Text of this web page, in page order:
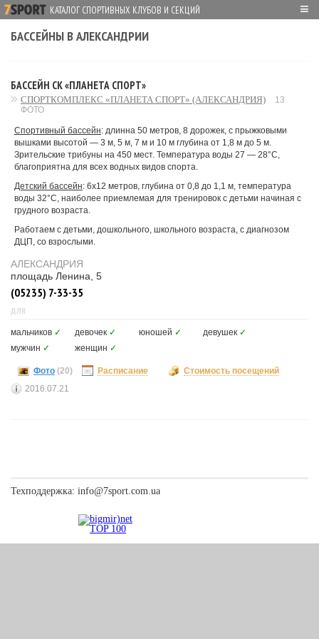
КАТАЛОГ СПОРТИВНЫХ КЛУБОВ И СЕКЦИЙ ≡
БАССЕЙНЫ В АЛЕКСАНДРИИ
БАССЕЙН СК «ПЛАНЕТА СПОРТ»
СПОРТКОМПЛЕКС «ПЛАНЕТА СПОРТ» (АЛЕКСАНДРИЯ)
13
ФОТО
Спортивный бассейн: длинна 50 метров, 8 дорожек, с прыжковыми
вышками высотой — 3 м, 5 м, 7 м и 10 м глубина от 1,8 м до 5 м.
Зрительские трибуны на 450 мест. Температура воды 27 — 28°С,
благоприятна для всех водных видов спорта.
Детский бассейн: 6х12 метров, глубина от 0,8 до 1,1 м, температура
воды 32°С, наиболее приемлемая для тренировок с детьми начиная с
грудного возраста.
Работаем с детьми, дошкольного, школьного возраста, с диагнозом
ДЦП, со взрослыми.
АЛЕКСАНДРИЯ
площадь Ленина, 5
(05235) 7-33-35
ДЛЯ
мальчиков ✓ девочек ✓ юношей ✓ девушек ✓
мужчин ✓ женщин ✓
Фото (20) Расписание
Стоимость посещений
2016.07.21
Техподдержка: info@7sport.com.ua